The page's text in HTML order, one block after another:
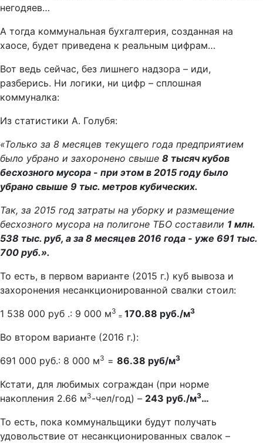
негодяев…
А тогда коммунальная бухгалтерия, созданная на
хаосе, будет приведена к реальным цифрам…
Вот ведь сейчас, без лишнего надзора – иди,
разберись. Ни логики, ни цифр – сплошная
коммуналка:
Из статистики А. Голубя:
«Только за 8 месяцев текущего года предприятием
было убрано и захоронено свыше 8 тысяч кубов
бесхозного мусора - при этом в 2015 году было
убрано свыше 9 тыс. метров кубических.
Так, за 2015 год затраты на уборку и размещение
бесхозного мусора на полигоне ТБО составили 1 млн.
538 тыс. руб, а за 8 месяцев 2016 года - уже 691 тыс.
700 руб.».
То есть, в первом варианте (2015 г.) куб вывоза и
захоронения несанкционированной свалки стоил:
1 538 000 руб .: 9 000 м3
= 170.88 руб./м3
Во втором варианте (2016 г.):
691 000 руб.: 8 000 м3 = 86.38 руб/м3
Кстати, для любимых сограждан (при норме
накопления 2.66 м3-чел/год) – 243 руб./м3…
То есть, пока коммунальщики будут получать
удовольствие от несанкционированных свалок –